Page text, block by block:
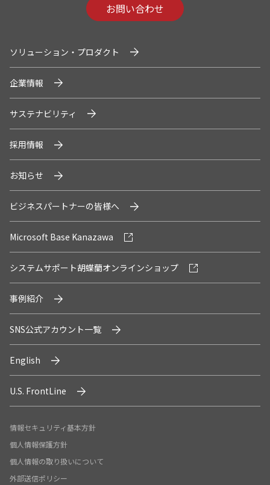
お問い合わせ
ソリューション・プロダクト
企業情報
サステナビリティ
採用情報
お知らせ
ビジネスパートナーの皆様へ
Microsoft Base Kanazawa
システムサポート胡蝶蘭オンラインショップ
事例紹介
SNS公式アカウント一覧
English
U.S. FrontLine
情報セキュリティ基本方針
個人情報保護方針
個人情報の取り扱いについて
外部送信ポリシー